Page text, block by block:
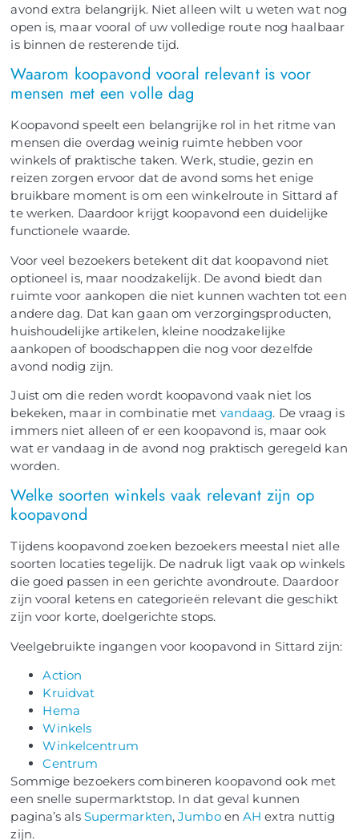
avond extra belangrijk. Niet alleen wilt u weten wat nog
open is, maar vooral of uw volledige route nog haalbaar
is binnen de resterende tijd.
Waarom koopavond vooral relevant is voor
mensen met een volle dag
Koopavond speelt een belangrijke rol in het ritme van
mensen die overdag weinig ruimte hebben voor
winkels of praktische taken. Werk, studie, gezin en
reizen zorgen ervoor dat de avond soms het enige
bruikbare moment is om een winkelroute in Sittard af
te werken. Daardoor krijgt koopavond een duidelijke
functionele waarde.
Voor veel bezoekers betekent dit dat koopavond niet
optioneel is, maar noodzakelijk. De avond biedt dan
ruimte voor aankopen die niet kunnen wachten tot een
andere dag. Dat kan gaan om verzorgingsproducten,
huishoudelijke artikelen, kleine noodzakelijke
aankopen of boodschappen die nog voor dezelfde
avond nodig zijn.
Juist om die reden wordt koopavond vaak niet los
bekeken, maar in combinatie met vandaag. De vraag is
immers niet alleen of er een koopavond is, maar ook
wat er vandaag in de avond nog praktisch geregeld kan
worden.
Welke soorten winkels vaak relevant zijn op
koopavond
Tijdens koopavond zoeken bezoekers meestal niet alle
soorten locaties tegelijk. De nadruk ligt vaak op winkels
die goed passen in een gerichte avondroute. Daardoor
zijn vooral ketens en categorieën relevant die geschikt
zijn voor korte, doelgerichte stops.
Veelgebruikte ingangen voor koopavond in Sittard zijn:
Action
Kruidvat
Hema
Winkels
Winkelcentrum
Centrum
Sommige bezoekers combineren koopavond ook met
een snelle supermarktstop. In dat geval kunnen
pagina’s als Supermarkten,JumboenAH extra nuttig
zijn.